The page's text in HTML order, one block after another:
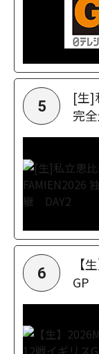
5
[生]
完
6
【
GP